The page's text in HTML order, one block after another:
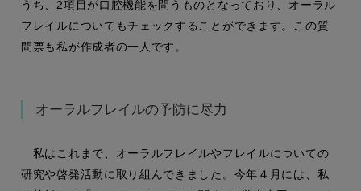
うち、2項目が口腔機能を問うものとなっており、オーラル
フレイルについてもチェックすることができます。この質
問票も私が作成者の一人です。
オーラルフレイルの予防に尽力
私はこれまで、オーラルフレイルやフレイルについての
研究や啓発活動に取り組んできました。今年４月には、私